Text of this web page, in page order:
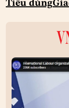
Tiêu dùng